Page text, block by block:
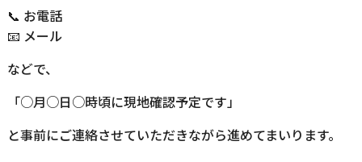
📞 お電話
📧 メール
などで、
「○月○日○時頃に現地確認予定です」
と事前にご連絡させていただきながら進めてまいります。